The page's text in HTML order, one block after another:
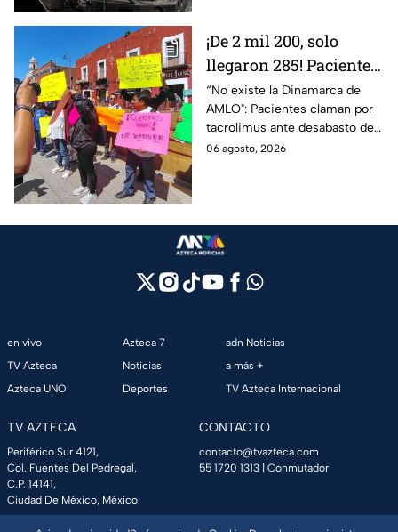
¡De 2 mil 200, solo
llegaron 285! Pacientes
claman por
medicamentos ante
desabasto en IMSS
Puebla
“No existe la Dinamarca de
AMLO": Pacientes claman por
tacrolimus ante desabasto de
medicamentos en hospital del
06 agosto, 2026
en vivo
TV Azteca
Azteca UNO
Azteca 7
Noticias
Deportes
adn Noticias
a más +
TV Azteca Internacional
TV AZTECA
Periférico Sur 4121,
Col. Fuentes Del Pedregal,
C.P. 14141,
Ciudad De México, México.
CONTACTO
contacto@tvazteca.com
55 1720 1313 | Conmutador